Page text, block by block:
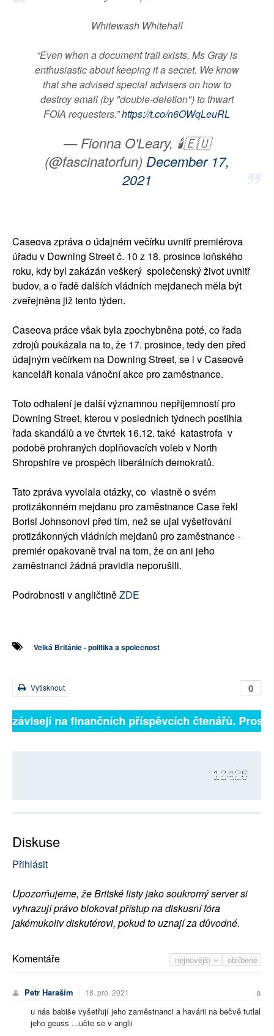
Whitewash Whitehall
“Even when a document trail exists, Ms Gray is
enthusiastic about keeping it a secret. We know
that she advised special advisers on how to
destroy email (by "double-deletion") to thwart
FOIA requesters.”https://t.co/n6OWqLeuRL
— Fionna O'Leary, 🕯🇪🇺
(@fascinatorfun) December 17,
2021
Caseova zpráva o údajném večírku uvnitř premiérova
úřadu v Downing Street č. 10 z 18. prosince loňského
roku, kdy byl zakázán veškerý společenský život uvnitř
budov, a o řadě dalších vládních mejdanech měla být
zveřejněna již tento týden.
Caseova práce však byla zpochybněna poté, co řada
zdrojů poukázala na to, že 17. prosince, tedy den před
údajným večírkem na Downing Street, se i v Caseově
kanceláři konala vánoční akce pro zaměstnance.
Toto odhalení je další významnou nepříjemností pro
Downing Street, kterou v posledních týdnech postihla
řada skandálů a ve čtvrtek 16.12. také katastrofa v
podobě prohraných doplňovacích voleb v North
Shropshire ve prospěch liberálních demokratů.
Tato zpráva vyvolala otázky, co vlastně o svém
protizákonném mejdanu pro zaměstnance Case řekl
Borisi Johnsonovi před tím, než se ujal vyšetřování
protizákonných vládních mejdanů pro zaměstnance -
premiér opakovaně trval na tom, že on ani jeho
zaměstnanci žádná pravidla neporušili.
Podrobnosti v angličtiněZDE
Velká Británie - politika a společnost
0
Vytisknout
na finančních příspěvcích čtenářů.
12426
Diskuse
Přihlásit
Upozorňujeme, že Britské listy jako soukromý server si
vyhrazují právo blokovat přístup na diskusní fóra
jakémukoliv diskutérovi, pokud to uznají za důvodné.
nejnovější oblíbené
Komentáře
Petr Haraším 18. pro. 2021 0
u nás babiše vyšetřují jeho zaměstnanci a havárii na bečvě tutlal
jeho geuss ...učte se v anglii